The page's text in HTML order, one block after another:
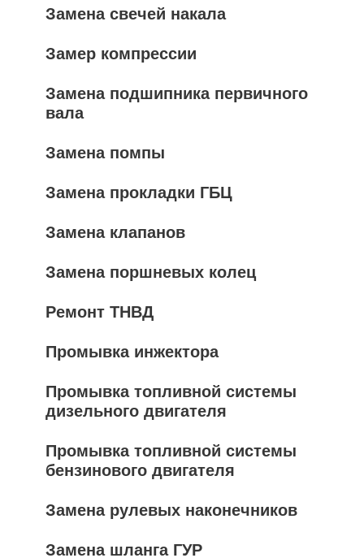
Замена свечей накала
Замер компрессии
Замена подшипника первичного
вала
Замена помпы
Замена прокладки ГБЦ
Замена клапанов
Замена поршневых колец
Ремонт ТНВД
Промывка инжектора
Промывка топливной системы
дизельного двигателя
Промывка топливной системы
бензинового двигателя
Замена рулевых наконечников
Замена шланга ГУР